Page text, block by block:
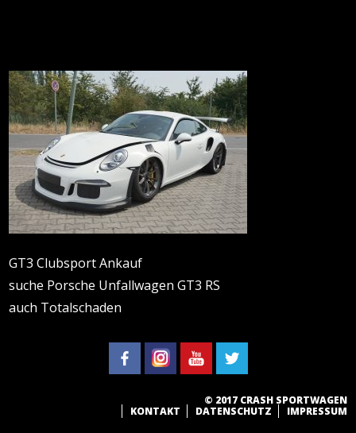
GT3 Clubsport Ankauf
suche Porsche Unfallwagen GT3 RS
auch Totalschaden
© 2017 CRASH SPORTWAGEN
KONTAKT
DATENSCHUTZ IMPRESSUM